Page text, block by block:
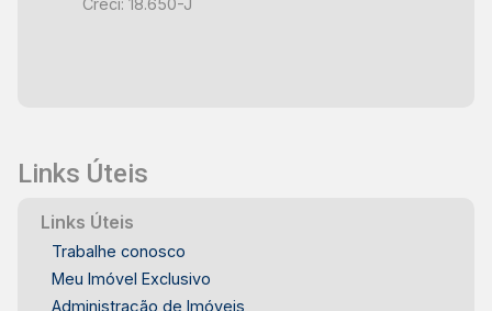
Creci: 18.650-J
Links Úteis
Links Úteis
Trabalhe conosco
Meu Imóvel Exclusivo
Administração de Imóveis